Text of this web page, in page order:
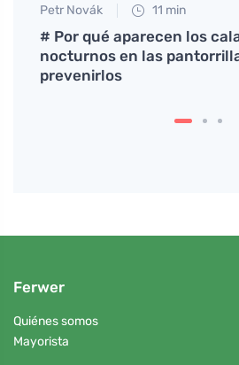
Petr Novák 11 min
# Por qué aparecen los
nocturnos en las
prevenirlos
Ferwer
Quiénes somos
Mayorista